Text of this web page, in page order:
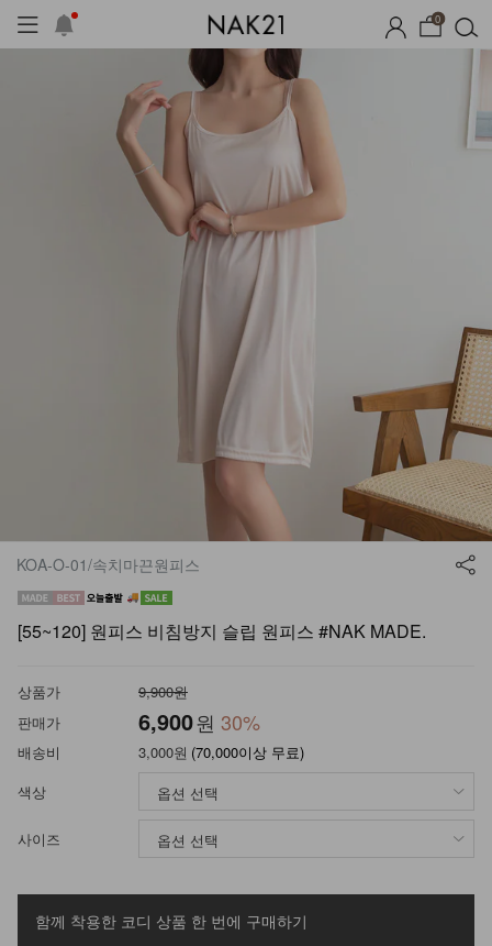
0
여름 잠옷 장마템 기획전 오늘
KOA-O-01/속치마끈원피스
[55~120] 원피스 비침방지 슬립 원피스 #NAK MADE.
상품가
9,900원
판매가
6,900원 30%
배송비 3,000원 (70,000이상 무료)
색상
사이즈
함께 착용한 코디 상품 한 번에 구매하기